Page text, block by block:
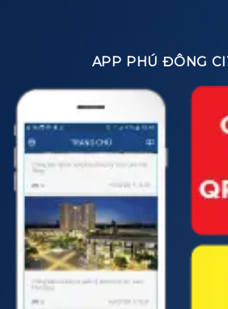
APP PHÚ ĐÔNG